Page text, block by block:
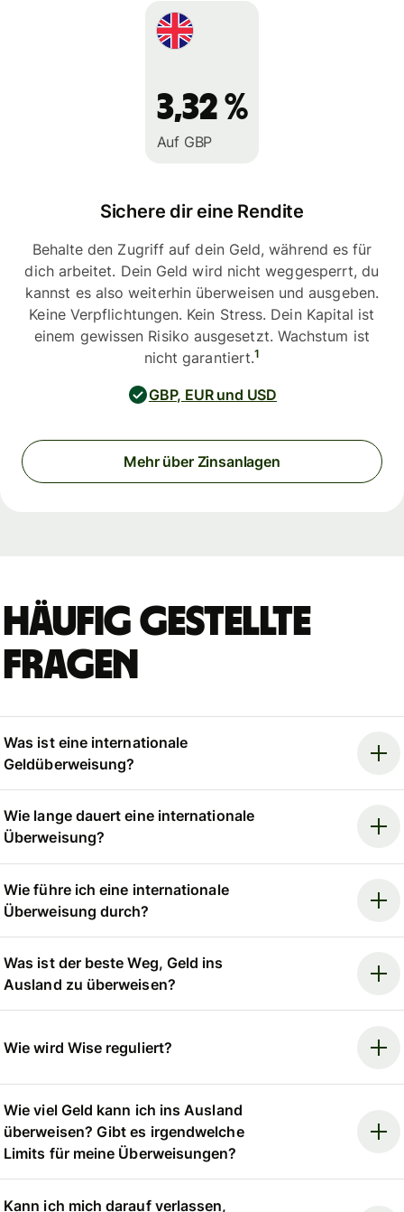
3,32 %
Auf GBP
Sichere dir eine Rendite
Behalte den Zugriff auf dein Geld, während es für
dich arbeitet. Dein Geld wird nicht weggesperrt, du
kannst es also weiterhin überweisen und ausgeben.
Keine Verpflichtungen. Kein Stress. Dein Kapital ist
einem gewissen Risiko ausgesetzt. Wachstum ist
nicht garantiert.1
GBP, EUR und USD
Mehr über Zinsanlagen
Häufig gestellte
Fragen
Was ist eine internationale
Geldüberweisung?
Wie lange dauert eine internationale
Überweisung?
Wie führe ich eine internationale
Überweisung durch?
Was ist der beste Weg, Geld ins
Ausland zu überweisen?
Wie wird Wise reguliert?
Wie viel Geld kann ich ins Ausland
überweisen? Gibt es irgendwelche
Limits für meine Überweisungen?
Kann ich mich darauf verlassen,